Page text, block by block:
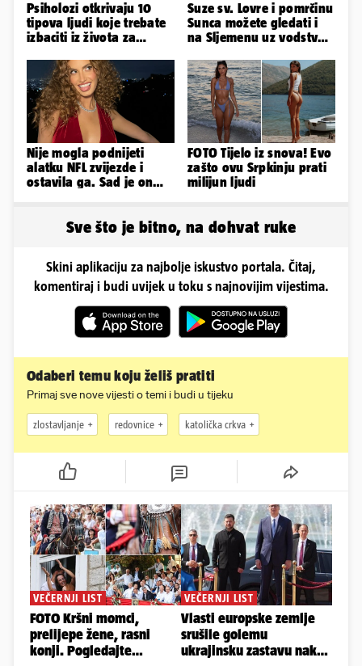
Psiholozi otkrivaju 10
tipova ljudi koje trebate
izbaciti iz života za
Suze sv. Lovre i pomrčinu
Sunca možete gledati i
na Sljemenu uz vodstvo
Nije mogla podnijeti
alatku NFL zvijezde i
ostavila ga. Sad je on
FOTO Tijelo iz snova! Evo
zašto ovu Srpkinju prati
milijun ljudi
Sve što je bitno, na dohvat ruke
Skini aplikaciju za najbolje iskustvo portala. Čitaj,
komentiraj i budi uvijek u toku s najnovijim vijestima.
Odaberi temu koju želiš pratiti
Primaj sve nove vijesti o temi i budi u tijeku
zlostavljanje redovnice katolička crkva